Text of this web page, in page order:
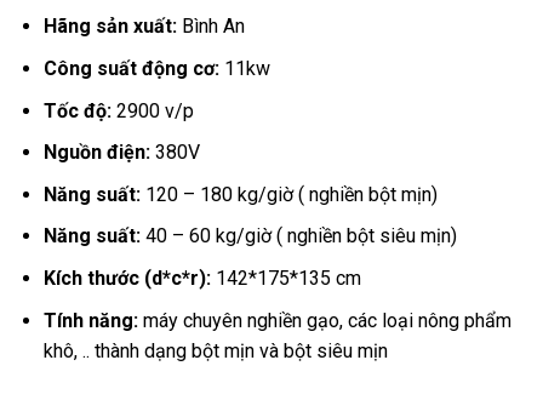
Hãng sản xuất:Bình An
Công suất động cơ:11kw
Tốc độ:2900 v/p
Nguồn điện:380V
Năng suất:120 – 180 kg/giờ ( nghiền bột mịn)
Năng suất:40 – 60 kg/giờ ( nghiền bột siêu mịn)
Kích thước (d*c*r):142*175*135 cm
Tính năng:máy chuyên nghiền gạo, các loại nông phẩm
khô, .. thành dạng bột mịn và bột siêu mịn